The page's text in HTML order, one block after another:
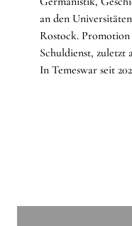
an den
Rostock. Promotion
Schuldienst, zuletzt
In Temeswar seit